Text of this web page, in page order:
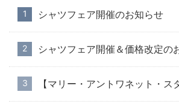
シャツフェア開催のお知らせ
シャツフェア開催＆価格改定の
【マリー・アントワネット・ス